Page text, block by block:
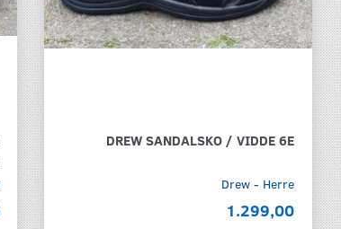
DREW SANDALSKO / VIDDE 6E
Drew - Herre
1.299,00